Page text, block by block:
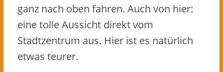
ganz nach oben fahren. Auch von hier:
eine tolle Aussicht direkt vom
Stadtzentrum aus. Hier ist es natürlich
etwas teurer.